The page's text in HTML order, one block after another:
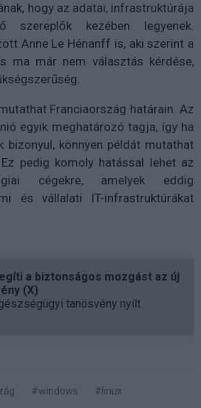
hogy az adatai, infrastruktúrája
szereplők kezében legyenek.
Anne Le Hénanff is, aki szerint a
ma már nem választás kérdése,
Franciaország határain. Az
egyik meghatározó tagja, így ha
bizonyul, könnyen példát mutathat
pedig komoly hatással lehet az
cégekre, amelyek eddig
és vállalati IT-infrastruktúrákat
a biztonságos mozgást az új
(X)
tanösvény nyílt
#windows
#linux